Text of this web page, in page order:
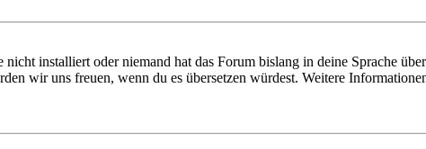
installiert oder niemand hat das Forum bislang in deine Sprache
wir uns freuen, wenn du es übersetzen würdest. Weitere